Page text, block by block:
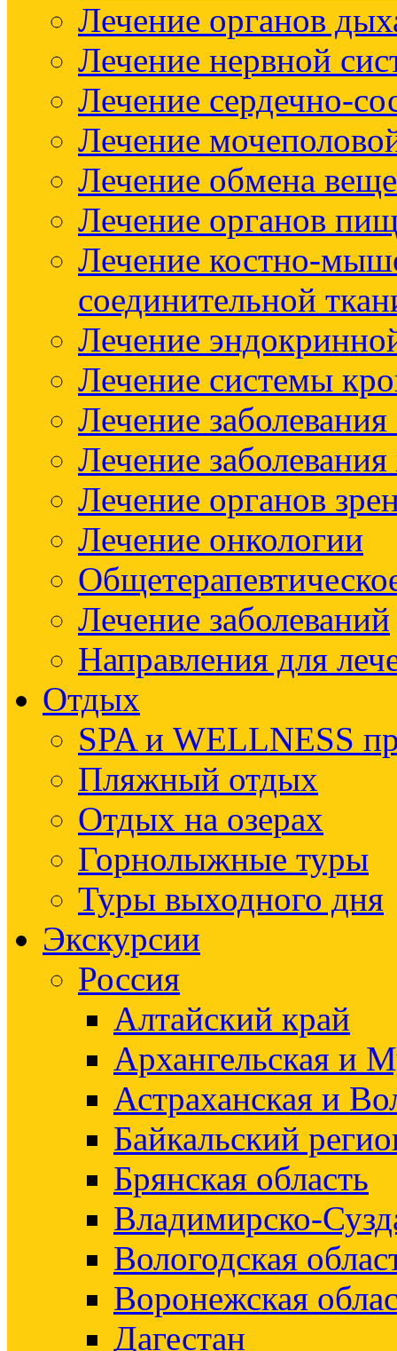
Лечение органов
Лечение нервной
Лечение сердечно-
Лечение
Лечение обмена
Лечение органов
Лечение костно-
соединительной
Лечение
Лечение системы
Лечение
Лечение
Лечение органов
Лечение онкологии
Лечение заболеваний
Направления для
Отдых
SPA и WELLNESS
Пляжный отдых
Отдых на озерах
Горнолыжные туры
Туры выходного дня
Экскурсии
Россия
Алтайский край
Архангельская и
Астраханская и
Байкальский
Брянская область
Владимирско-
Вологодская
Воронежская
Дагестан